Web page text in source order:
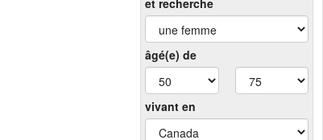
et recherche
âgé(e) de
vivant en